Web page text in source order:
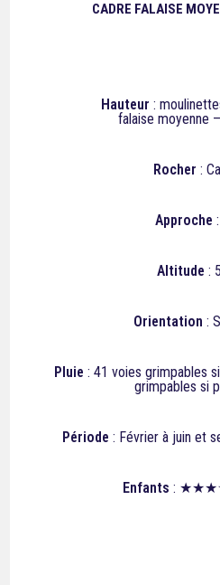
CADRE FALAISE
Hauteur :
falaise moyenne
Rocher :
Approche
Altitude :
Orientation :
Pluie : 41 voies grimpables
grimpables si
Période : Février à juin et
Enfants : ★★★☆